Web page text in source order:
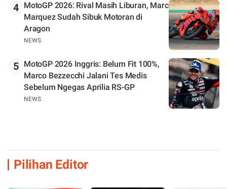
4
MotoGP 2026: Rival Masih Liburan, Marc
Marquez Sudah Sibuk Motoran di
Aragon
NEWS
5
MotoGP 2026 Inggris: Belum Fit 100%,
Marco Bezzecchi Jalani Tes Medis
Sebelum Ngegas Aprilia RS-GP
NEWS
Pilihan Editor